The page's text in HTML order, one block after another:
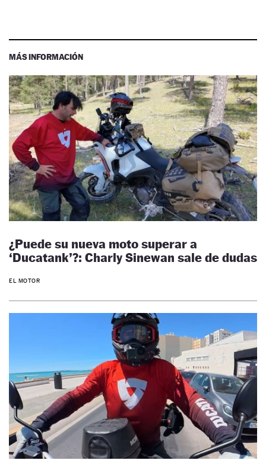
MÁS INFORMACIÓN
¿Puede su nueva moto superar a
‘Ducatank’?: Charly Sinewan sale de dudas
EL MOTOR